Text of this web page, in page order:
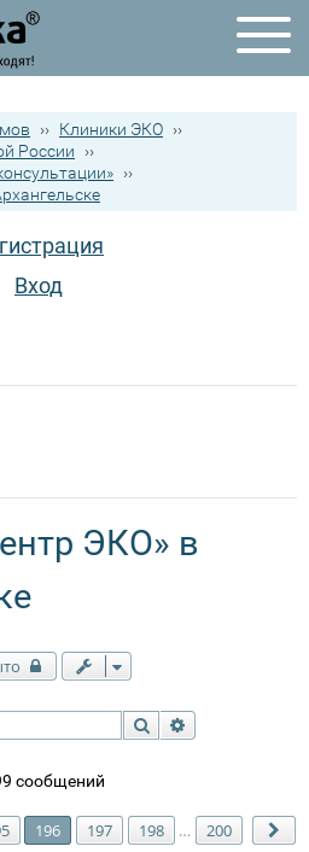
›› Клиники ЭКО ››
России
››
››
Вход
ЭКО» в
Поиск
сообщений
196 197 198 … 200